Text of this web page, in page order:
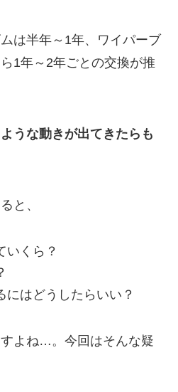
は半年～1年、ワイパーブ
1年～2年ごとの交換が推
うな動きが出てきたらも
と、
いくら？
にはどうしたらいい？
よね…。今回はそんな疑